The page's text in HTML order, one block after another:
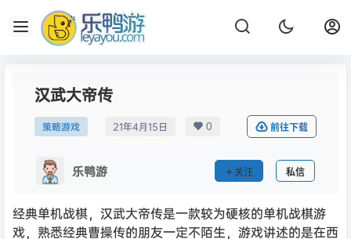
汉武大帝传
策略游戏 21年4月15日 0 前往下载
乐鸭游 关注 私信
经典单机战棋，汉武大帝传是一款较为硬核的单机战棋游
戏，熟悉经典曹操传的朋友一定不陌生，游戏讲述的是在西